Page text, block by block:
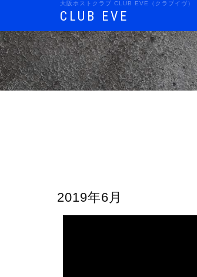
大阪ホストクラブ CLUB EVE（クラブイヴ）
CLUB EVE
2019年6月